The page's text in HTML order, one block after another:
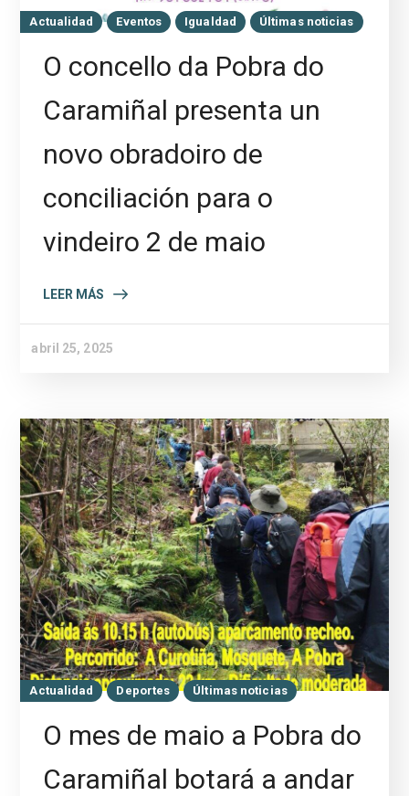
Actualidad Eventos Igualdad Últimas noticias
O concello da Pobra do
Caramiñal presenta un
novo obradoiro de
conciliación para o
vindeiro 2 de maio
LEER MÁS
abril 25, 2025
Actualidad Deportes Últimas noticias
O mes de maio a Pobra do
Caramiñal botará a andar